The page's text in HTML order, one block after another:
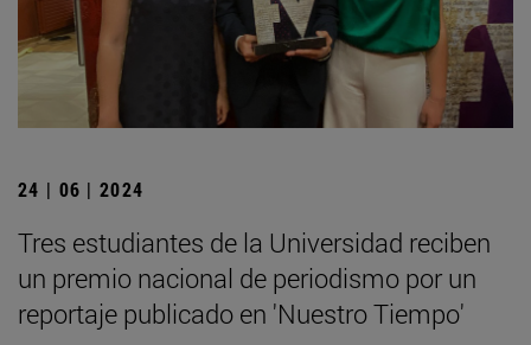
24 | 06 | 2024
Tres estudiantes de la Universidad reciben
un premio nacional de periodismo por un
reportaje publicado en 'Nuestro Tiempo'